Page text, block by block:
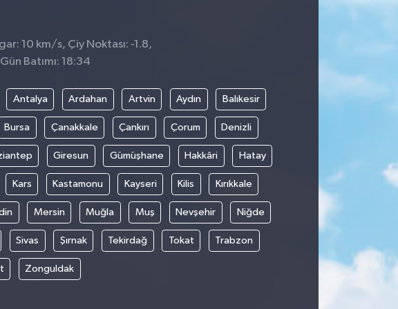
10 km/s, Çiy Noktası: -1.8,
Batımı: 18:34
Antalya Ardahan Artvin Aydın Balıkesir
Bursa Çanakkale Çankırı Çorum Denizli
Giresun Gümüşhane Hakkâri Hatay
Kars Kastamonu Kayseri Kilis Kırıkkale
Mersin Muğla Muş Nevşehir Niğde
Sivas Şırnak Tekirdağ Tokat Trabzon
Zonguldak